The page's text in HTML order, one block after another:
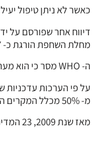
כאשר לא ניתן טיפול יעיל לשחפת, כל
מחלת השחפת הורגת כ- 1.7 מיליון איש מדי שנה וכי מספר המקרים החדשים המתגלים ברחבי העולם – 9.4 מיליון – הינו גבוה יותר מבכל זמן אחר בהיסטוריה.
ה- WHO מסר כי הוא מעריך שיהיו מעל שני מיליון מקרים חדשים של MDR-TB בין השנים 2011-2015.
מ- 50% מכלל המקרים העולמי.
מאז שנת 2009, 23 המדינות שנפגעו במידה הרבה ביותר משחפת עמידה לתרופות כמעט והכפילו את תקציבן ל- MDR-TB, אך עדיין יש יותר לעשות.